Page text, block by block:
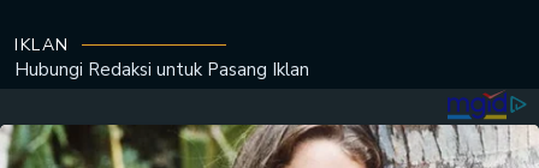
IKLAN
Hubungi Redaksi untuk Pasang Iklan